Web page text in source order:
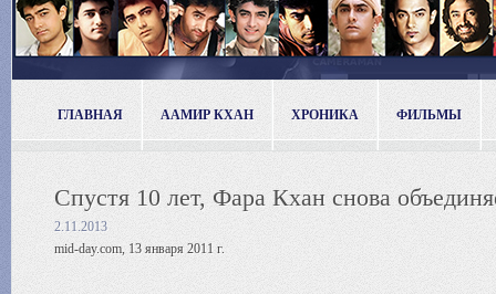
ГЛАВНАЯ ААМИР КХАН ХРОНИКА ФИЛЬМЫ
Спустя 10 лет, Фара Кхан снова
2.11.2013
mid-day.com, 13 января 2011 г.